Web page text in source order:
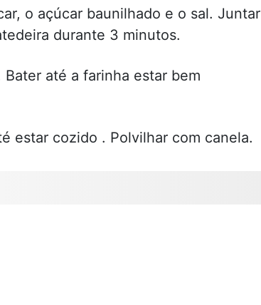
o açúcar baunilhado e o sal. Juntar
durante 3 minutos.
até a farinha estar bem
estar cozido . Polvilhar com canela.